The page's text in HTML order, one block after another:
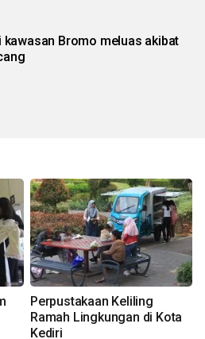
kawasan Bromo meluas akibat
Perpustakaan Keliling
Ramah Lingkungan di Kota
Kediri